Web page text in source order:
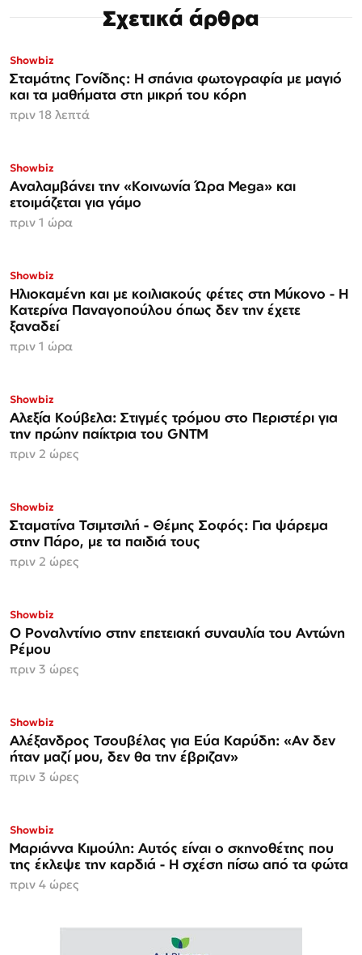
Σχετικά άρθρα
Showbiz
Σταμάτης Γονίδης: Η σπάνια φωτογραφία με μαγιό
και τα μαθήματα στη μικρή του κόρη
πριν 18 λεπτά
Showbiz
Αναλαμβάνει την «Κοινωνία Ώρα Mega» και
ετοιμάζεται για γάμο
πριν 1 ώρα
Showbiz
Ηλιοκαμένη και με κοιλιακούς φέτες στη Μύκονο - Η
Κατερίνα Παναγοπούλου όπως δεν την έχετε
ξαναδεί
πριν 1 ώρα
Showbiz
Αλεξία Κούβελα: Στιγμές τρόμου στο Περιστέρι για
την πρώην παίκτρια του GNTM
πριν 2 ώρες
Showbiz
Σταματίνα Τσιμτσιλή - Θέμης Σοφός: Για ψάρεμα
στην Πάρο, με τα παιδιά τους
πριν 2 ώρες
Showbiz
Ο Ροναλντίνιο στην επετειακή συναυλία του Αντώνη
Ρέμου
πριν 3 ώρες
Showbiz
Αλέξανδρος Τσουβέλας για Εύα Καρύδη: «Αν δεν
ήταν μαζί μου, δεν θα την έβριζαν»
πριν 3 ώρες
Showbiz
Μαριάννα Κιμούλη: Αυτός είναι ο σκηνοθέτης που
της έκλεψε την καρδιά - Η σχέση πίσω από τα φώτα
πριν 4 ώρες